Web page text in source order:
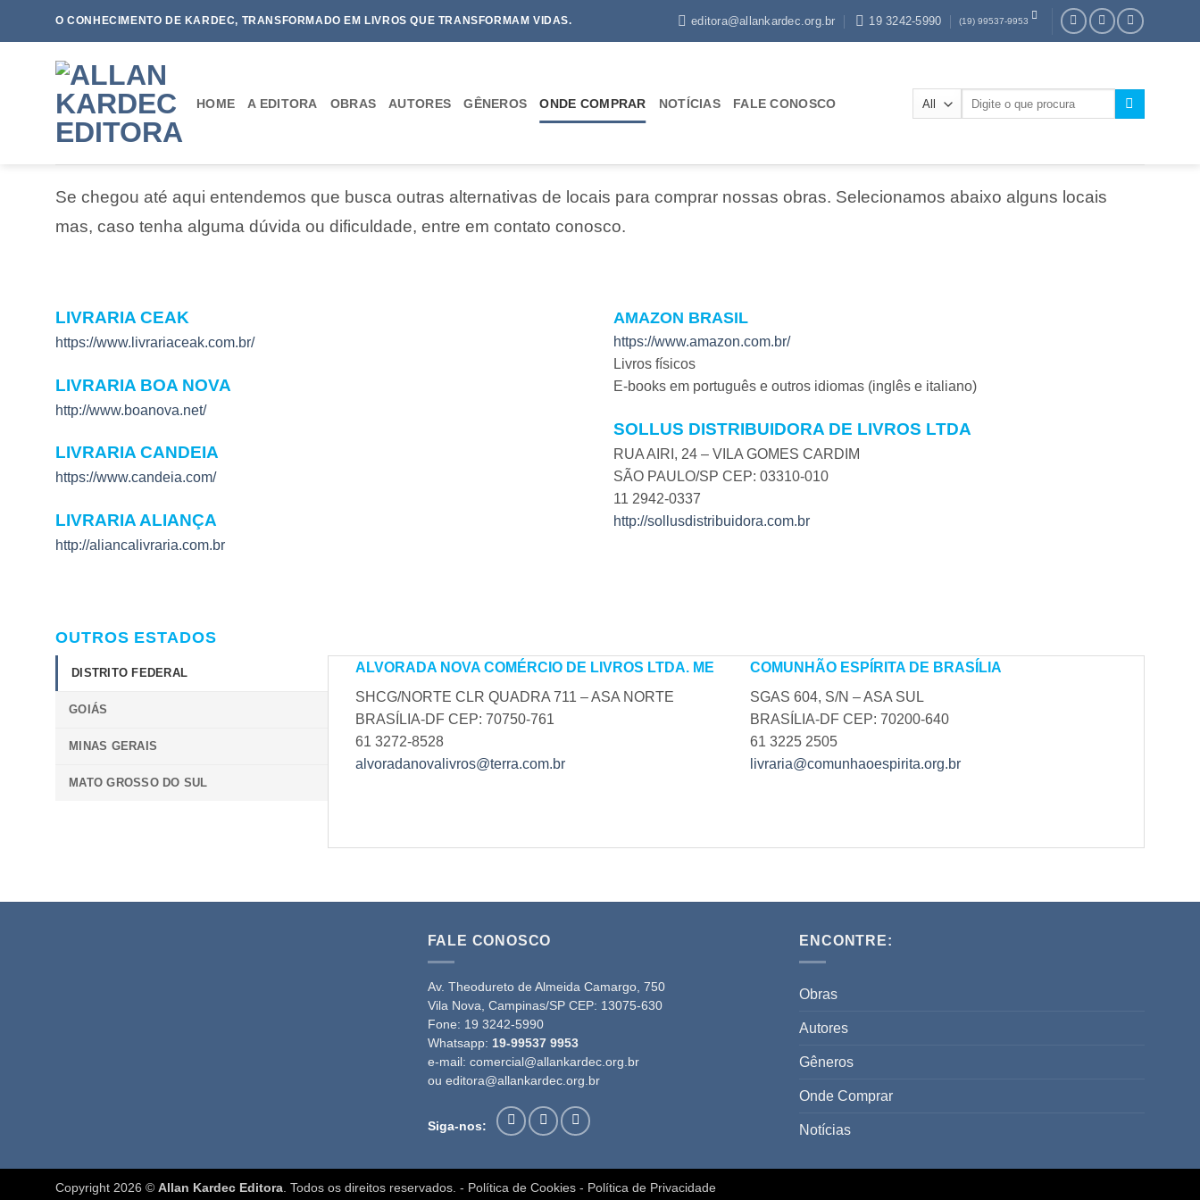
O CONHECIMENTO DE KARDEC, TRANSFORMADO EM LIVROS QUE TRANSFORMAM VIDAS. editora@allankardec.org.br 19 3242-5990 (19) 99537-9953
HOME A EDITORA OBRAS AUTORES GÊNEROS ONDE COMPRAR NOTÍCIAS FALE CONOSCO
Se chegou até aqui entendemos que busca outras alternativas de locais para comprar nossas obras. Selecionamos abaixo alguns locais
mas, caso tenha alguma dúvida ou dificuldade, entre em contato conosco.
LIVRARIA CEAK
https://www.livrariaceak.com.br/
LIVRARIA BOA NOVA
http://www.boanova.net/
LIVRARIA CANDEIA
https://www.candeia.com/
LIVRARIA ALIANÇA
http://aliancalivraria.com.br
AMAZON BRASIL
https://www.amazon.com.br/
Livros físicos
E-books em português e outros idiomas (inglês e italiano)
SOLLUS DISTRIBUIDORA DE LIVROS LTDA
RUA AIRI, 24 – VILA GOMES CARDIM
SÃO PAULO/SP CEP: 03310-010
11 2942-0337
http://sollusdistribuidora.com.br
OUTROS ESTADOS
DISTRITO FEDERAL
GOIÁS
MINAS GERAIS
MATO GROSSO DO SUL
ALVORADA NOVA COMÉRCIO DE LIVROS LTDA. ME
SHCG/NORTE CLR QUADRA 711 – ASA NORTE
BRASÍLIA-DF CEP: 70750-761
61 3272-8528
alvoradanovalivros@terra.com.br
COMUNHÃO ESPÍRITA DE BRASÍLIA
SGAS 604, S/N – ASA SUL
BRASÍLIA-DF CEP: 70200-640
61 3225 2505
livraria@comunhaoespirita.org.br
FALE CONOSCO
Av. Theodureto de Almeida Camargo, 750
Vila Nova, Campinas/SP CEP: 13075-630
Fone: 19 3242-5990
Whatsapp: 19-99537 9953
e-mail: comercial@allankardec.org.br
ou editora@allankardec.org.br
Siga-nos:
ENCONTRE:
Obras
Autores
Gêneros
Onde Comprar
Notícias
Copyright 2026 © Allan Kardec Editora . Todos os direitos reservados. - Política de Cookies - Política de Privacidade